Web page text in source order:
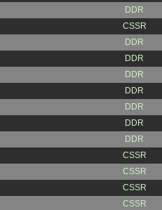
DDR
CSSR
DDR
DDR
DDR
DDR
DDR
DDR
DDR
CSSR
CSSR
CSSR
CSSR